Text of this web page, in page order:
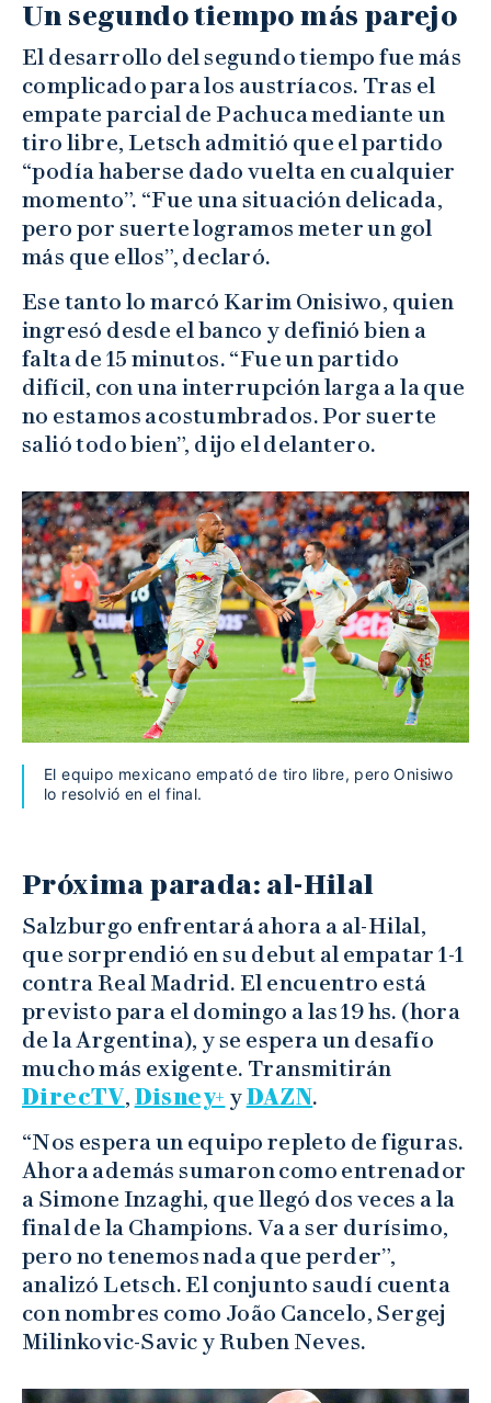
Un segundo tiempo más parejo
El desarrollo del segundo tiempo fue más
complicado para los austríacos. Tras el
empate parcial de Pachuca mediante un
tiro libre, Letsch admitió que el partido
“podía haberse dado vuelta en cualquier
momento”. “Fue una situación delicada,
pero por suerte logramos meter un gol
más que ellos”, declaró.
Ese tanto lo marcó Karim Onisiwo, quien
ingresó desde el banco y definió bien a
falta de 15 minutos. “Fue un partido
difícil, con una interrupción larga a la que
no estamos acostumbrados. Por suerte
salió todo bien”, dijo el delantero.
El equipo mexicano empató de tiro libre, pero Onisiwo
lo resolvió en el final.
Próxima parada: al-Hilal
Salzburgo enfrentará ahora a al-Hilal,
que sorprendió en su debut al empatar 1-1
contra Real Madrid. El encuentro está
previsto para el domingo a las 19 hs. (hora
de la Argentina), y se espera un desafío
mucho más exigente. Transmitirán
DirecTV, Disney+ yDAZN.
“Nos espera un equipo repleto de figuras.
Ahora además sumaron como entrenador
a Simone Inzaghi, que llegó dos veces a la
final de la Champions. Va a ser durísimo,
pero no tenemos nada que perder”,
analizó Letsch. El conjunto saudí cuenta
con nombres como João Cancelo, Sergej
Milinkovic-Savic y Ruben Neves.